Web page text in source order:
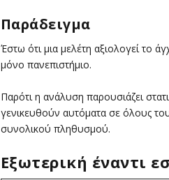
Παράδειγμα
Έστω ότι μια μελέτη αξιολογεί το
μόνο πανεπιστήμιο.
Παρότι η ανάλυση παρουσιάζει
γενικευθούν αυτόματα σε όλους
συνολικού πληθυσμού.
Εξωτερική έναντι